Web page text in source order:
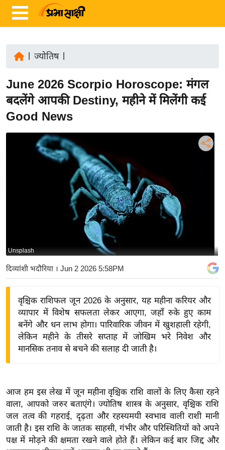
ज़ा
ख
ब
र
बि
ज़
ने
द्यो
वि
शे
ष
ज्ञ
रा
ज्योतिष|
June 2026 Scorpio Horoscope: मंगल
बदलेंगे आपकी Destiny, महीने में मिलेंगी कई
Good News
Unsplash
दिव्यांशी भदौरिया । Jun 2 2026 5:58PM
वृश्चिक राशिफल जून 2026 के अनुसार, यह महीना करियर और
व्यापार में विशेष सफलता लेकर आएगा, जहाँ रुके हुए काम
बनेंगे और धन लाभ होगा। पारिवारिक जीवन में खुशहाली रहेगी,
लेकिन महीने के तीसरे सप्ताह में जोखिम भरे निवेश और
मानसिक तनाव से बचने की सलाह दी जाती है।
आज हम इस लेख में जून महीना वृश्चिक राशि वालों के लिए कैसा रहने
वाला, आपको जरुर बताएंगे। ज्योतिष शास्त्र के अनुसार, वृश्चिक राशि
जल तत्व की गहराई, दृढ़ता और रहस्यमयी स्वभाव वाली राशी मानी
जाती है। इस राशि के जातक साहसी, गंभीर और परिस्थितियों को अपने
पक्ष में मोड़ने की क्षमता रखने वाले होते हैं। लेकिन कई बार जिद्द और